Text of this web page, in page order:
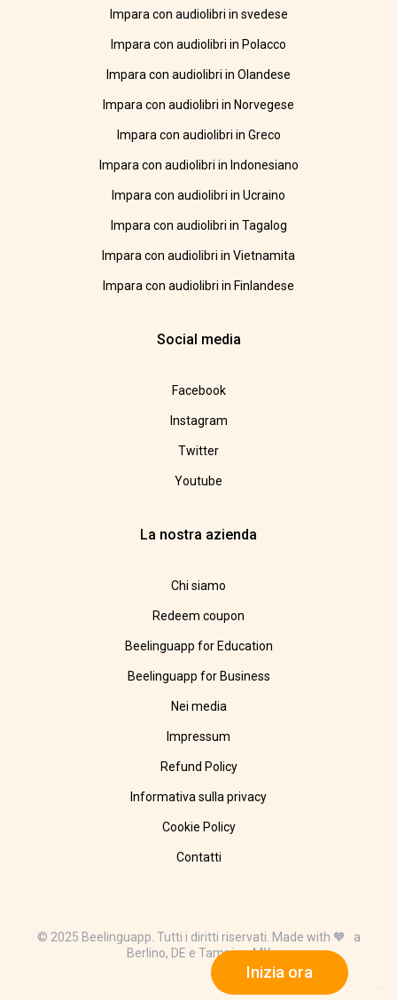
Inizia ora
Impara con audiolibri in svedese
Impara con audiolibri in Polacco
Impara con audiolibri in Olandese
Impara con audiolibri in Norvegese
Impara con audiolibri in Greco
Impara con audiolibri in Indonesiano
Impara con audiolibri in Ucraino
Impara con audiolibri in Tagalog
Impara con audiolibri in Vietnamita
Impara con audiolibri in Finlandese
Social media
Facebook
Instagram
Twitter
Youtube
La nostra azienda
Chi siamo
Redeem coupon
Beelinguapp for Education
Beelinguapp for Business
Nei media
Impressum
Refund Policy
Informativa sulla privacy
Cookie Policy
Contatti
© 2025 Beelinguapp. Tutti i diritti riservati. Made with 🧡 a
Berlino, DE e Tampico, MX